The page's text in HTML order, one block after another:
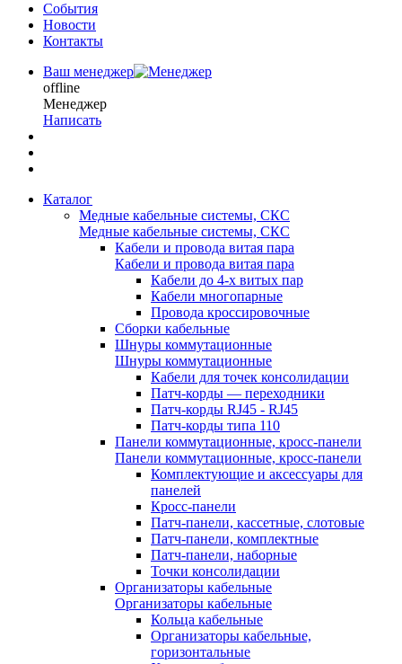
События
Новости
Контакты
Ваш менеджер
offline
Менеджер
Написать
Каталог
Медные кабельные системы, СКС
Медные кабельные системы, СКС
Кабели и провода витая пара
Кабели и провода витая пара
Кабели до 4-х витых пар
Кабели многопарные
Провода кроссировочные
Сборки кабельные
Шнуры коммутационные
Шнуры коммутационные
Кабели для точек консолидации
Патч-корды — переходники
Патч-корды RJ45 - RJ45
Патч-корды типа 110
Панели коммутационные, кросс-панели
Панели коммутационные, кросс-панели
Комплектующие и аксессуары для
панелей
Кросс-панели
Патч-панели, кассетные, слотовые
Патч-панели, комплектные
Патч-панели, наборные
Точки консолидации
Организаторы кабельные
Организаторы кабельные
Кольца кабельные
Организаторы кабельные,
горизонтальные